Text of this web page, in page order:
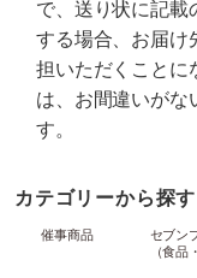
で、送り状に記載
する場合、お届け
担いただくことに
は、お間違いがな
す。
カテゴリーから探す
催事商品
セブン
（食品